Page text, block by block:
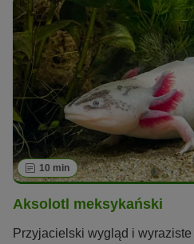
10 min
Aksolotl meksykański
Przyjacielski wygląd i